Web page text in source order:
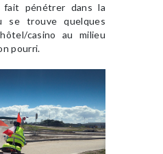
pénétrer dans la
se trouve quelques
casino au milieu
pourri.